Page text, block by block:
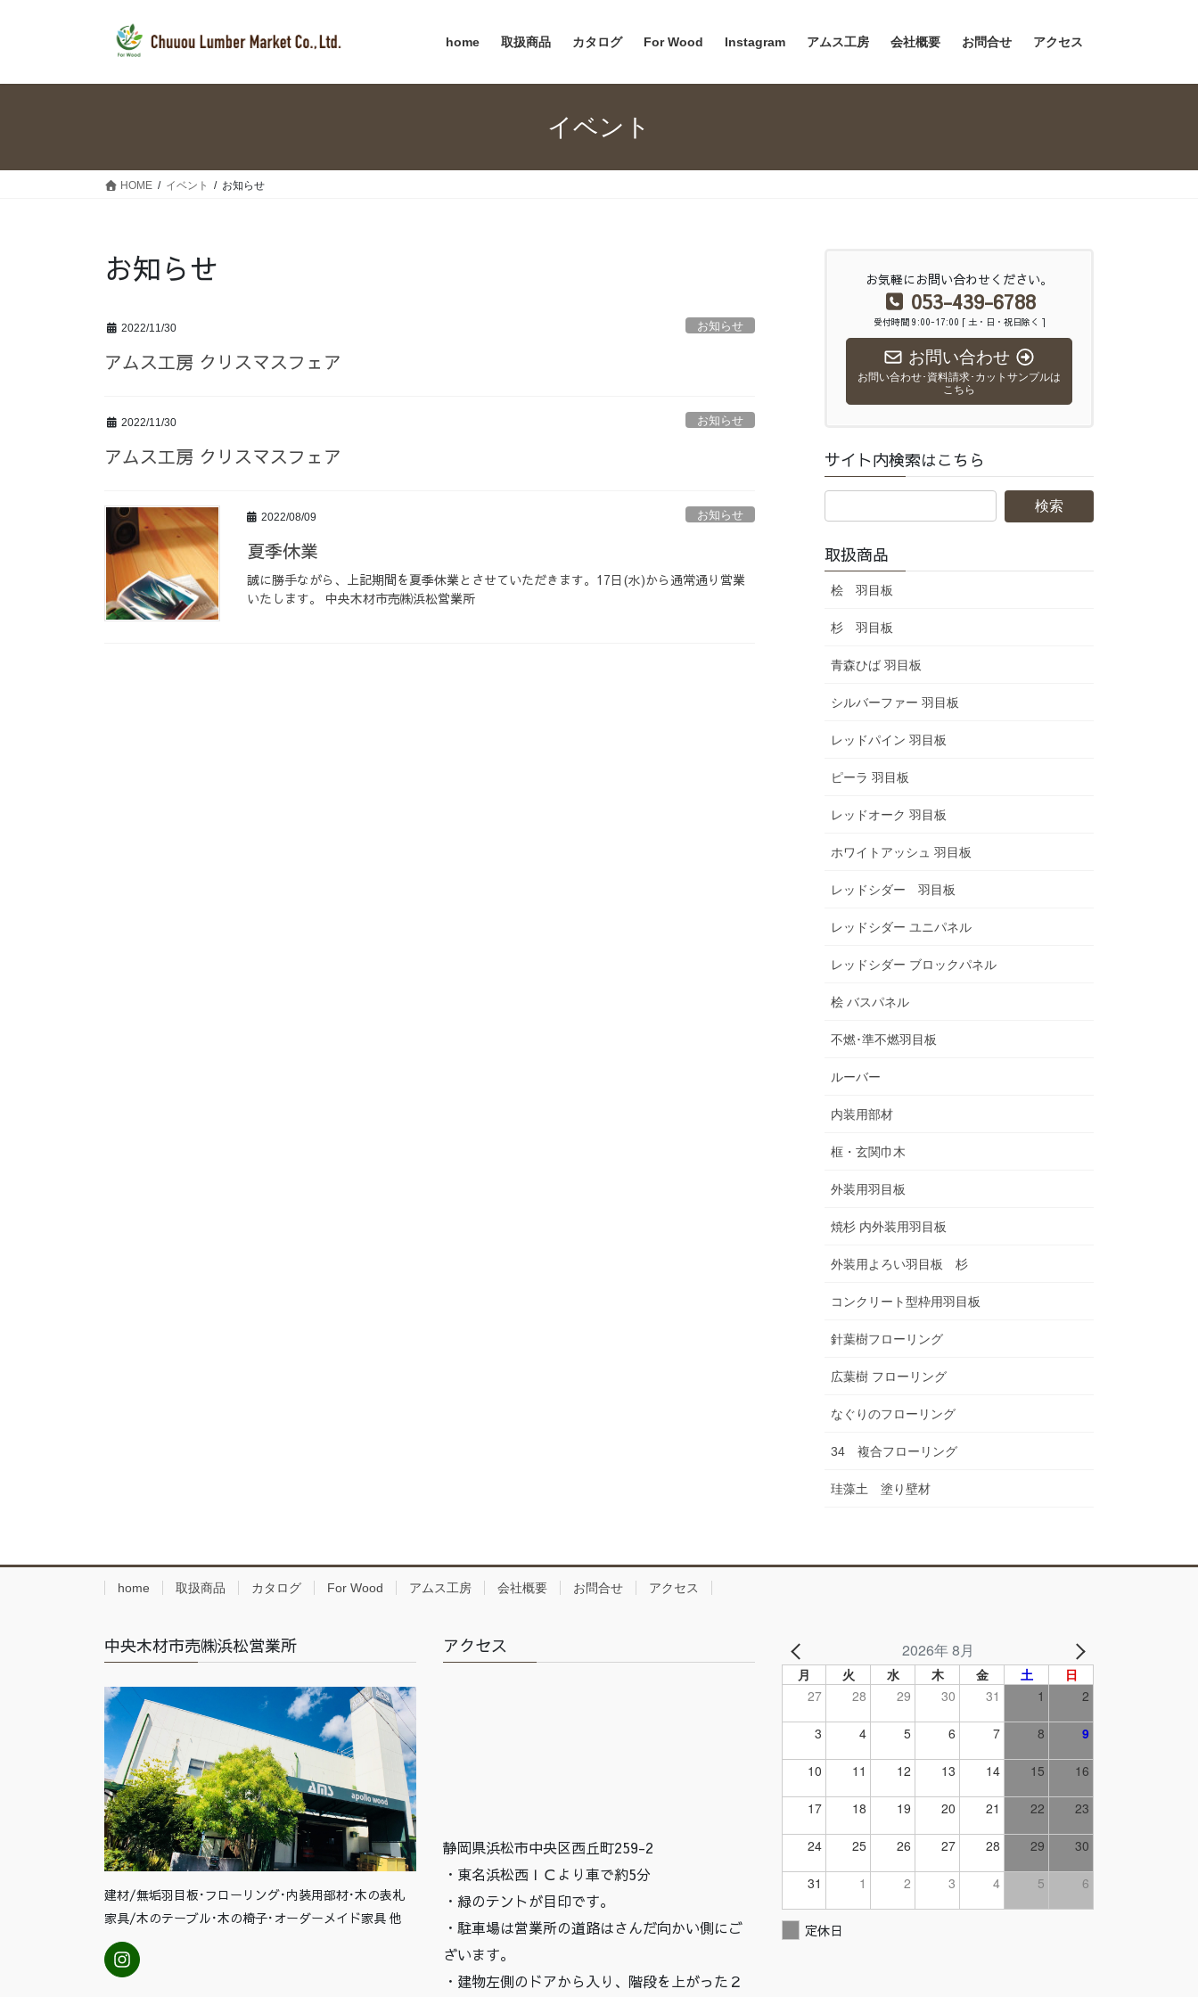
home 取扱商品 カタログ For Wood Instagram アムス工房 会社概要 お問合せ アクセス
イベント
HOME イベント お知らせ
お知らせ
2022/11/30 お知らせ
アムス工房 クリスマスフェア
2022/11/30 お知らせ
アムス工房 クリスマスフェア
2022/08/09 お知らせ
夏季休業
誠に勝手ながら、上記期間を夏季休業とさせていただきます。17日(水)から通常通り営業
いたします。 中央木材市売㈱浜松営業所
お気軽にお問い合わせください。
053-439-6788
受付時間 9:00-17:00 [ 土・日・祝日除く ]
お問い合わせ
お問い合わせ･資料請求･カットサンプルは
こちら
サイト内検索はこちら
取扱商品
桧 羽目板
杉 羽目板
青森ひば 羽目板
シルバーファー 羽目板
レッドパイン 羽目板
ピーラ 羽目板
レッドオーク 羽目板
ホワイトアッシュ 羽目板
レッドシダー 羽目板
レッドシダー ユニパネル
レッドシダー ブロックパネル
桧 バスパネル
不燃･準不燃羽目板
ルーバー
内装用部材
框・玄関巾木
外装用羽目板
焼杉 内外装用羽目板
外装用よろい羽目板 杉
コンクリート型枠用羽目板
針葉樹フローリング
広葉樹 フローリング
なぐりのフローリング
34 複合フローリング
珪藻土 塗り壁材
home 取扱商品 カタログ For Wood アムス工房 会社概要 お問合せ アクセス
中央木材市売㈱浜松営業所
建材/無垢羽目板･フローリング･内装用部材･木の表札
家具/木のテーブル･木の椅子･オーダーメイド家具 他
アクセス
静岡県浜松市中央区西丘町259-2
・東名浜松西ＩＣより車で約5分
・緑のテントが目印です。
・駐車場は営業所の道路はさんだ向かい側にご
ざいます。
・建物左側のドアから入り、階段を上がった２
2026年 8月
月 火 水 木 金 土
日
27
28 29 30 31 1 2
3 4 5 6 7 8 9
10 11 12 13 14 15 16
17 18 19 20 21 22 23
24 25 26 27 28 29 30
31 1 2 3 4 5 6
定休日